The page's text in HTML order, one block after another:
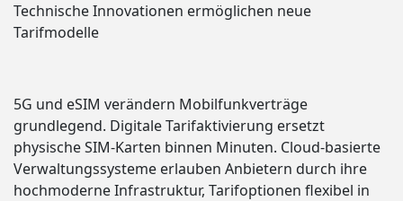
Technische Innovationen ermöglichen neue
Tarifmodelle
5G und eSIM verändern Mobilfunkverträge
grundlegend. Digitale Tarifaktivierung ersetzt
physische SIM-Karten binnen Minuten. Cloud-basierte
Verwaltungssysteme erlauben Anbietern durch ihre
hochmoderne Infrastruktur, Tarifoptionen flexibel in